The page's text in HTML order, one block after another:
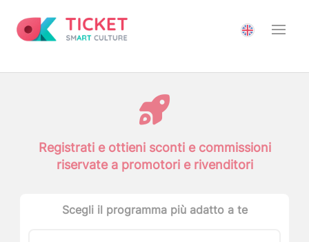
Registrati e ottieni sconti e commissioni
riservate a promotori e rivenditori
Scegli il programma più adatto a te